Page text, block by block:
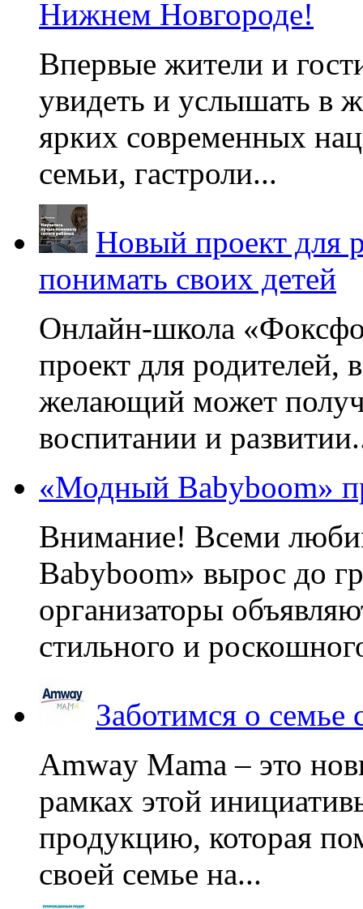
Нижнем Новгороде!
Впервые жители и
увидеть и услышать в
ярких современных
семьи, гастроли...
Новый проект для
понимать своих детей
Онлайн-школа
проект для родителей,
желающий может
воспитании и
«Модный Babyboom»
Внимание! Всеми
Babyboom» вырос до
организаторы
стильного и
Заботимся о
Amway Mama – это
рамках этой
продукцию, которая
своей семье на...